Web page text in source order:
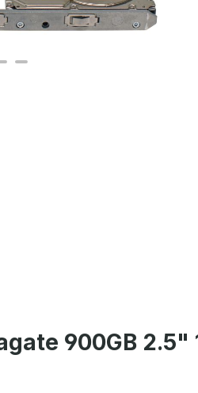
900GB 2.5"